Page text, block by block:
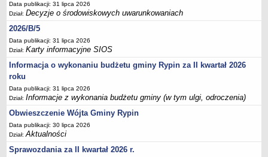
Zarządzenia
Studium uwarunkowań i kierunków zagospodarowania
przestrzennego
Dane przestrzenne - MPZP
Stałe obwody głosowania, numery, granice oraz siedziby
Plan ogólny gminy Rypin
FINANSE GMINY
Budżet
Zmiany budżetu
Data publikacji: 31 lipca 2026
Dział:Decyzje o środowiskowych uwarunkowaniach
2026/B/5
Data publikacji: 31 lipca 2026
Dział:Karty informacyjne SIOS
Informacja o wykonaniu budżetu gminy Rypin za II kwartał 2026
roku
Data publikacji: 31 lipca 2026
Dział:Informacje z wykonania budżetu gminy (w tym ulgi, odroczenia)
Obwieszczenie Wójta Gminy Rypin
Data publikacji: 30 lipca 2026
Dział:Aktualności
Sprawozdania za II kwartał 2026 r.